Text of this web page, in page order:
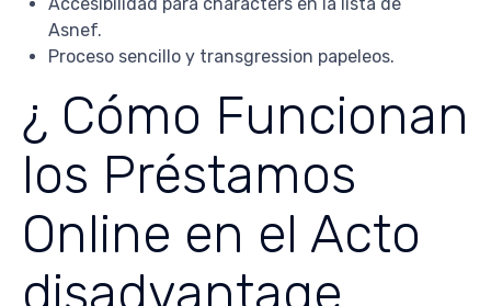
Accesibilidad para characters en la lista de
Asnef.
Proceso sencillo y transgression papeleos.
¿ Cómo Funcionan
los Préstamos
Online en el Acto
disadvantage